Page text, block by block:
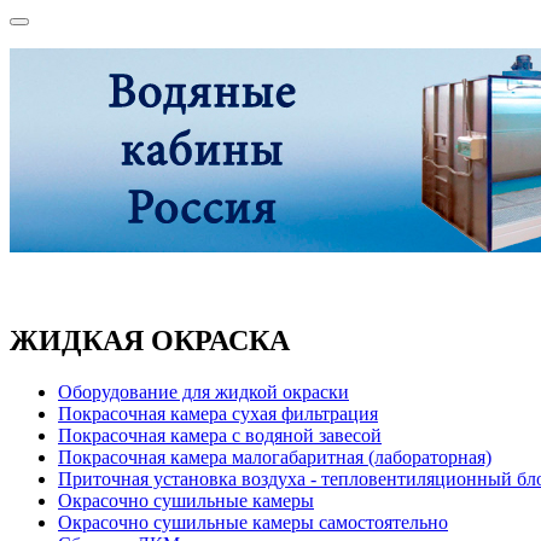
ЖИДКАЯ ОКРАСКА
Оборудование для жидкой окраски
Покрасочная камера сухая фильтрация
Покрасочная камера с водяной завесой
Покрасочная камера малогабаритная (лабораторная)
Приточная установка воздуха - тепловентиляционный
Окрасочно сушильные камеры
Окрасочно сушильные камеры самостоятельно